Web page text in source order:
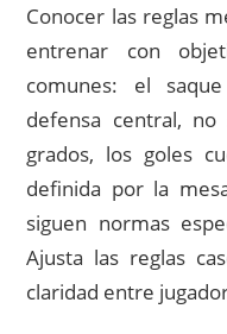
Conocer las reglas
entrenar con
comunes: el
defensa central,
grados, los goles
definida por la
siguen normas
Ajusta las reglas
claridad entre